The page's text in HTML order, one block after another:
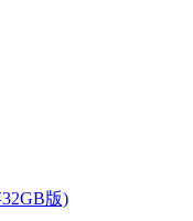
版)